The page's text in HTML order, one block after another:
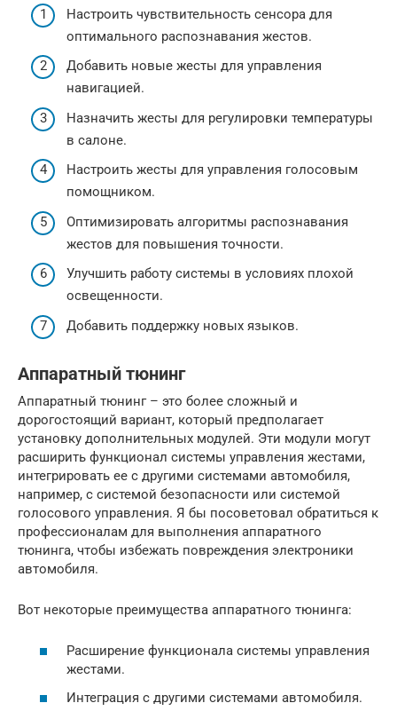
Настроить чувствительность сенсора для
оптимального распознавания жестов.
Добавить новые жесты для управления
навигацией.
Назначить жесты для регулировки температуры
в салоне.
Настроить жесты для управления голосовым
помощником.
Оптимизировать алгоритмы распознавания
жестов для повышения точности.
Улучшить работу системы в условиях плохой
освещенности.
Добавить поддержку новых языков.
Аппаратный тюнинг
Аппаратный тюнинг – это более сложный и
дорогостоящий вариант, который предполагает
установку дополнительных модулей. Эти модули могут
расширить функционал системы управления жестами,
интегрировать ее с другими системами автомобиля,
например, с системой безопасности или системой
голосового управления. Я бы посоветовал обратиться к
профессионалам для выполнения аппаратного
тюнинга, чтобы избежать повреждения электроники
автомобиля.
Вот некоторые преимущества аппаратного тюнинга:
Расширение функционала системы управления
жестами.
Интеграция с другими системами автомобиля.